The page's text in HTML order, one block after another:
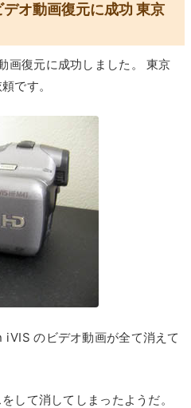
オ動画復元に成功 東京
画復元に成功しました。 東京
です。
のビデオ動画が全て消えて
して消してしまったようだ。